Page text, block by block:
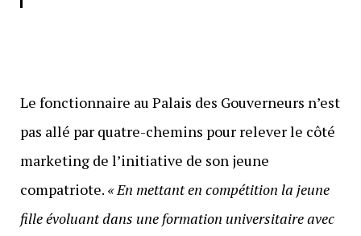
Le fonctionnaire au Palais des Gouverneurs n’est
pas allé par quatre-chemins pour relever le côté
marketing de l’initiative de son jeune
compatriote. « En mettant en compétition la jeune
fille évoluant dans une formation universitaire avec